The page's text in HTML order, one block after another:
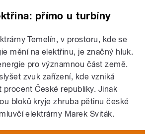
přímo u turbíny
Temelín, v prostoru, kde se
mění na elektřinu, je značný hluk.
pro významnou část země.
zvuk zařízení, kde vzniká
procent České republiky. Jinak
bloků kryje zhruba pětinu české
elektrárny Marek Sviták.